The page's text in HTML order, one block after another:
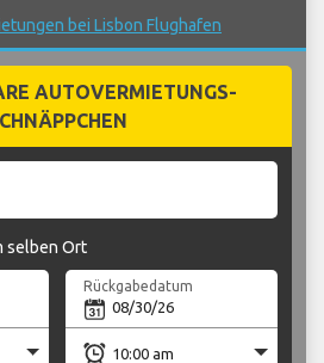
bei Lisbon Flughafen
AUTOVERMIETUNGS-
selben Ort
Rückgabedatum